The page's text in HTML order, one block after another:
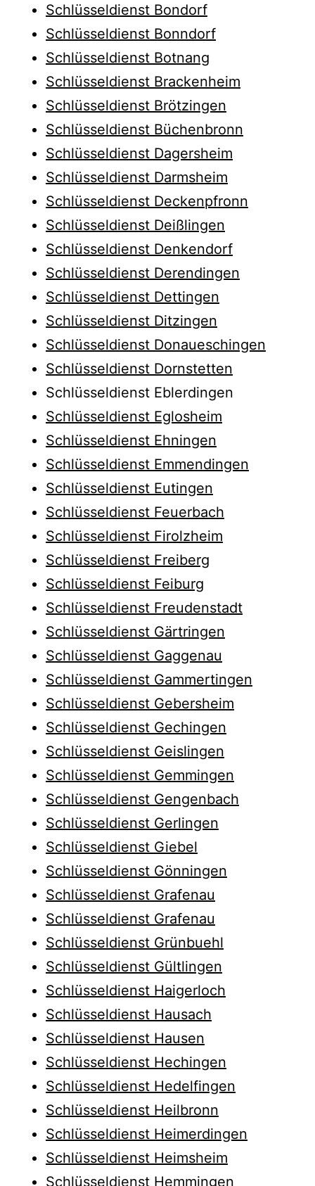
Schlüsseldienst Bondorf
Schlüsseldienst Bonndorf
Schlüsseldienst Botnang
Schlüsseldienst Brackenheim
Schlüsseldienst Brötzingen
Schlüsseldienst Büchenbronn
Schlüsseldienst Dagersheim
Schlüsseldienst Darmsheim
Schlüsseldienst Deckenpfronn
Schlüsseldienst Deißlingen
Schlüsseldienst Denkendorf
Schlüsseldienst Derendingen
Schlüsseldienst Dettingen
Schlüsseldienst Ditzingen
Schlüsseldienst Donaueschingen
Schlüsseldienst Dornstetten
Schlüsseldienst Eblerdingen
Schlüsseldienst Eglosheim
Schlüsseldienst Ehningen
Schlüsseldienst Emmendingen
Schlüsseldienst Eutingen
Schlüsseldienst Feuerbach
Schlüsseldienst Firolzheim
Schlüsseldienst Freiberg
Schlüsseldienst Feiburg
Schlüsseldienst Freudenstadt
Schlüsseldienst Gärtringen
Schlüsseldienst Gaggenau
Schlüsseldienst Gammertingen
Schlüsseldienst Gebersheim
Schlüsseldienst Gechingen
Schlüsseldienst Geislingen
Schlüsseldienst Gemmingen
Schlüsseldienst Gengenbach
Schlüsseldienst Gerlingen
Schlüsseldienst Giebel
Schlüsseldienst Gönningen
Schlüsseldienst Grafenau
Schlüsseldienst Grafenau
Schlüsseldienst Grünbuehl
Schlüsseldienst Gültlingen
Schlüsseldienst Haigerloch
Schlüsseldienst Hausach
Schlüsseldienst Hausen
Schlüsseldienst Hechingen
Schlüsseldienst Hedelfingen
Schlüsseldienst Heilbronn
Schlüsseldienst Heimerdingen
Schlüsseldienst Heimsheim
Schlüsseldienst Hemmingen